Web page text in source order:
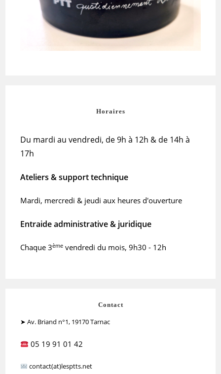
Horaires
Du mardi au vendredi, de 9h à 12h & de 14h à
17h
Ateliers & support technique
Mardi, mercredi & jeudi aux heures d'ouverture
Entraide administrative & juridique
Chaque 3ème vendredi du mois, 9h30 - 12h
Contact
➤ Av. Briand n°1, 19170 Tarnac
05 19 91 01 42
contact(at)lesptts.net